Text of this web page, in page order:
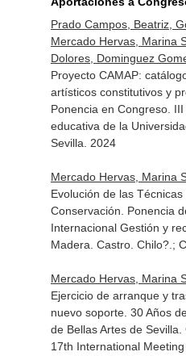
Prado Campos, Beatriz,
Mercado Hervas, Marina
Dolores, Dominguez
Proyecto CAMAP:
artísticos constitutivos y
Ponencia en Congreso.
educativa de la
Sevilla. 2024
Mercado Hervas, Marina
Evolución de las
Conservación. Ponencia
Internacional Gestión y
Madera. Castro. Chilo?.;
Mercado Hervas, Marina
Ejercicio de arranque y
nuevo soporte. 30 Años
de Bellas Artes de
17th International